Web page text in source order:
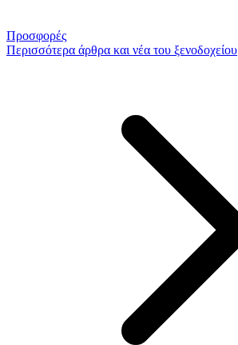
Προσφορές
Περισσότερα άρθρα και νέα του ξενοδοχείου